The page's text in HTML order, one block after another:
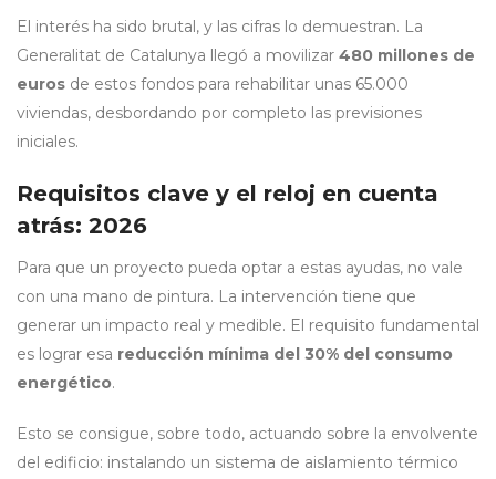
El interés ha sido brutal, y las cifras lo demuestran. La
Generalitat de Catalunya llegó a movilizar 480 millones de
euros de estos fondos para rehabilitar unas 65.000
viviendas, desbordando por completo las previsiones
iniciales.
Requisitos clave y el reloj en cuenta
atrás: 2026
Para que un proyecto pueda optar a estas ayudas, no vale
con una mano de pintura. La intervención tiene que
generar un impacto real y medible. El requisito fundamental
es lograr esa reducción mínima del 30% del consumo
energético.
Esto se consigue, sobre todo, actuando sobre la envolvente
del edificio: instalando un sistema de aislamiento térmico